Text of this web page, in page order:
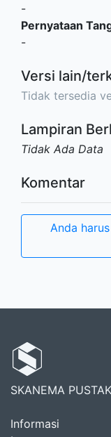
-
Pernyataan
-
Versi lain/
Tidak tersedia
Lampiran
Tidak Ada Data
Komentar
Anda
SKANEMA
Informasi